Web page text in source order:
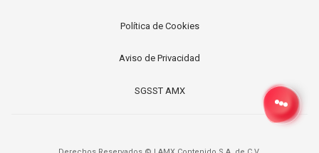
Política de Cookies
Aviso de Privacidad
SGSST AMX